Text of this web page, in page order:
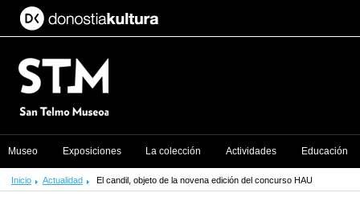
Inicio Actualidad El candil, objeto de la novena edición del concurso HAU
Museo Exposiciones La colección Actividades Educación